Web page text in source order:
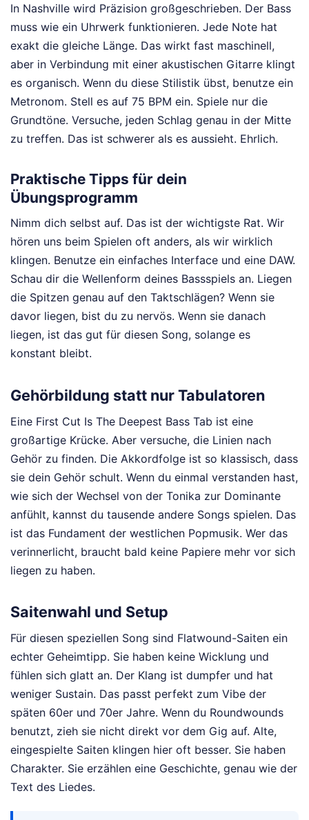
In Nashville wird Präzision großgeschrieben. Der Bass
muss wie ein Uhrwerk funktionieren. Jede Note hat
exakt die gleiche Länge. Das wirkt fast maschinell,
aber in Verbindung mit einer akustischen Gitarre klingt
es organisch. Wenn du diese Stilistik übst, benutze ein
Metronom. Stell es auf 75 BPM ein. Spiele nur die
Grundtöne. Versuche, jeden Schlag genau in der Mitte
zu treffen. Das ist schwerer als es aussieht. Ehrlich.
Praktische Tipps für dein
Übungsprogramm
Nimm dich selbst auf. Das ist der wichtigste Rat. Wir
hören uns beim Spielen oft anders, als wir wirklich
klingen. Benutze ein einfaches Interface und eine DAW.
Schau dir die Wellenform deines Bassspiels an. Liegen
die Spitzen genau auf den Taktschlägen? Wenn sie
davor liegen, bist du zu nervös. Wenn sie danach
liegen, ist das gut für diesen Song, solange es
konstant bleibt.
Gehörbildung statt nur Tabulatoren
Eine First Cut Is The Deepest Bass Tab ist eine
großartige Krücke. Aber versuche, die Linien nach
Gehör zu finden. Die Akkordfolge ist so klassisch, dass
sie dein Gehör schult. Wenn du einmal verstanden hast,
wie sich der Wechsel von der Tonika zur Dominante
anfühlt, kannst du tausende andere Songs spielen. Das
ist das Fundament der westlichen Popmusik. Wer das
verinnerlicht, braucht bald keine Papiere mehr vor sich
liegen zu haben.
Saitenwahl und Setup
Für diesen speziellen Song sind Flatwound-Saiten ein
echter Geheimtipp. Sie haben keine Wicklung und
fühlen sich glatt an. Der Klang ist dumpfer und hat
weniger Sustain. Das passt perfekt zum Vibe der
späten 60er und 70er Jahre. Wenn du Roundwounds
benutzt, zieh sie nicht direkt vor dem Gig auf. Alte,
eingespielte Saiten klingen hier oft besser. Sie haben
Charakter. Sie erzählen eine Geschichte, genau wie der
Text des Liedes.